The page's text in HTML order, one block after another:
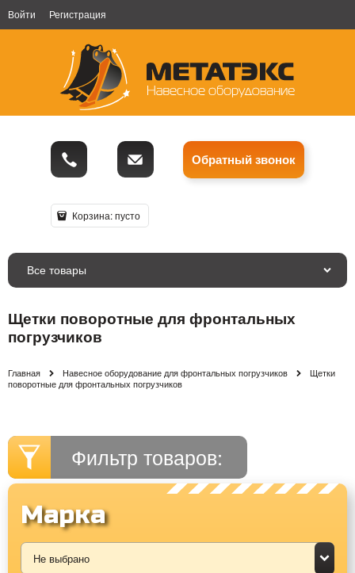
Войти Регистрация
Обратный звонок
Корзина:пусто
Все товары
Щетки поворотные для фронтальных
погрузчиков
Главная Навесное оборудование для фронтальных погрузчиков
Щетки
поворотные для фронтальных погрузчиков
Фильтр товаров:
Марка